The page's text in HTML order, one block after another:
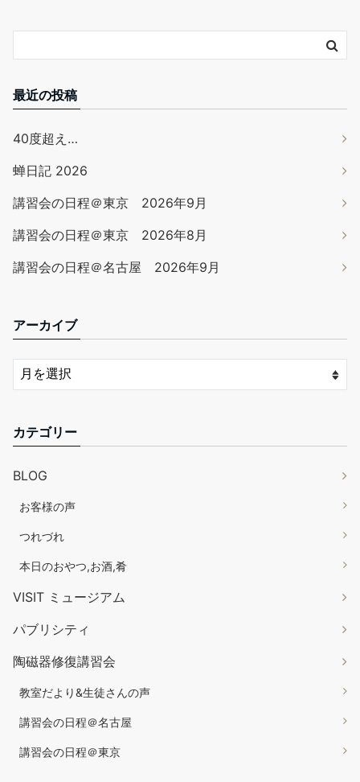
最近の投稿
40度超え…
蝉日記 2026
講習会の日程＠東京 2026年9月
講習会の日程＠東京 2026年8月
講習会の日程＠名古屋 2026年9月
アーカイブ
カテゴリー
BLOG
お客様の声
つれづれ
本日のおやつ,お酒,肴
VISIT ミュージアム
パブリシティ
陶磁器修復講習会
教室だより&生徒さんの声
講習会の日程＠名古屋
講習会の日程＠東京